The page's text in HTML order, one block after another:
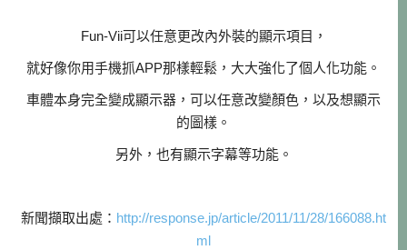
Fun-Vii可以任意更改內外裝的顯示項目，
就好像你用手機抓APP那樣輕鬆，大大強化了個人化功能。
車體本身完全變成顯示器，可以任意改變顏色，以及想顯示
的圖樣。
另外，也有顯示字幕等功能。
新聞擷取出處： http://response.jp/article/2011/11/28/166088.ht
ml